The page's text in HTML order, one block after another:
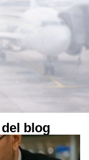
NOS
blog